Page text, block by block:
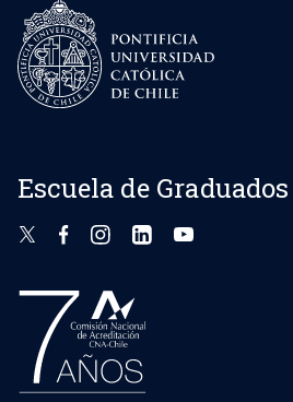
Escuela de Graduados